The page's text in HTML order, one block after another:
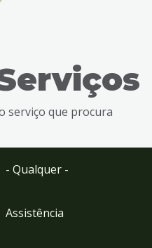
serviço que procura
- Qualquer -
Assistência